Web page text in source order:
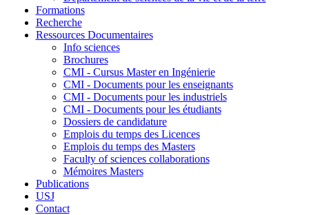
Formations
Recherche
Ressources Documentaires
Info sciences
Brochures
CMI - Cursus Master en Ingénierie
CMI - Documents pour les enseignants
CMI - Documents pour les industriels
CMI - Documents pour les étudiants
Dossiers de candidature
Emplois du temps des Licences
Emplois du temps des Masters
Faculty of sciences collaborations
Mémoires Masters
Publications
USJ
Contact